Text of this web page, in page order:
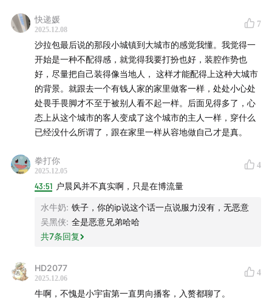
快递媛
2025.12.08
7
沙拉包最后说的那段小城镇到大城市的感觉我懂。我觉得一
开始是一种不配得感，就觉得我要打扮也好，装腔作势也
好，尽量把自己装得像当地人， 这样才能配得上这种大城市
的背景。就跟去一个有钱人家的家里做客一样，处处小心处
处畏手畏脚才不至于被别人看不起一样。后面见得多了，心
态上从这个城市的客人变成了这个城市的主人一样，穿什么
已经没什么所谓了，跟在家里一样从容地做自己才是真。
拳打你
2025.12.05
4
43:51 户晨风并不真实啊，只是在博流量
水牛奶: 铁子，你的ip说这个话一点说服力没有，无恶意
吴黑侠: 全是恶意兄弟哈哈
共7条回复
HD2077
2025.12.06
4
牛啊，不愧是小宇宙第一直男向播客，入赘都聊了。